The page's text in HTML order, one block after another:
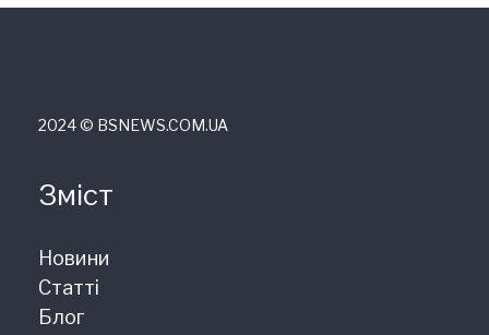
2024 © ВSNEWS.COM.UA
Зміст
Новини
Статті
Блог